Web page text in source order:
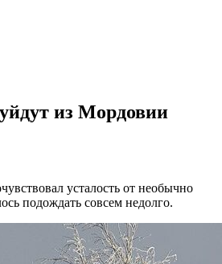
из Мордовии
усталость от необычно
подождать совсем недолго.